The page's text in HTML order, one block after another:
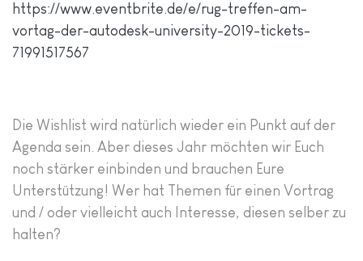
https://www.eventbrite.de/e/rug-treffen-am-
vortag-der-autodesk-university-2019-tickets-
71991517567
Die Wishlist wird natürlich wieder ein Punkt auf der
Agenda sein. Aber dieses Jahr möchten wir Euch
noch stärker einbinden und brauchen Eure
Unterstützung! Wer hat Themen für einen Vortrag
und / oder vielleicht auch Interesse, diesen selber zu
halten?